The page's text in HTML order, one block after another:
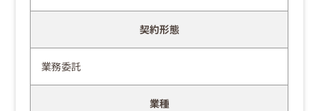
契約形態
業務委託
業種